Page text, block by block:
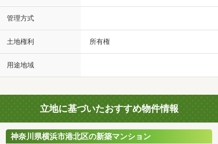
管理方式
土地権利 所有権
用途地域
立地に基づいたおすすめ物件情報
神奈川県横浜市港北区の新築マンション